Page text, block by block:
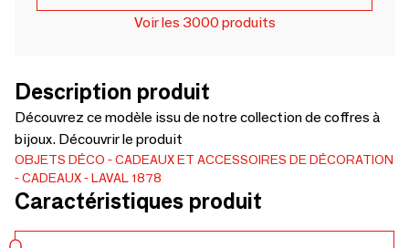
Voir les 3000 produits
Description produit
Découvrez ce modèle issu de notre collection de coffres à
bijoux. Découvrir le produit
OBJETS DÉCO
CADEAUX ET ACCESSOIRES DE DÉCORATION
CADEAUX
LAVAL 1878
Caractéristiques produit